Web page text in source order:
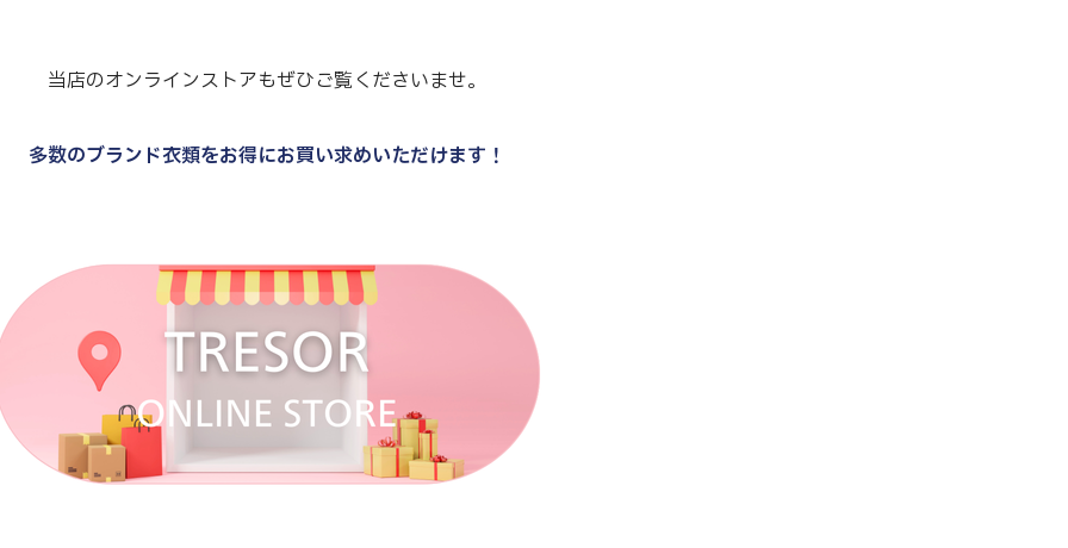
当店のオンラインストアもぜひご覧くださいませ。
多数のブランド衣類をお得にお買い求めいただけます！